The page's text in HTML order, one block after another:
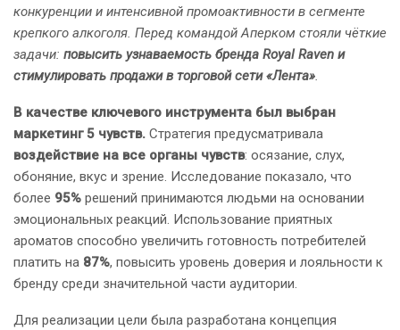
конкуренции и интенсивной промоактивности в сегменте
крепкого алкоголя. Перед командой Аперком стояли чёткие
задачи: повысить узнаваемость бренда Royal Raven и
стимулировать продажи в торговой сети «Лента».
В качестве ключевого инструмента был выбран
маркетинг 5 чувств. Стратегия предусматривала
воздействие на все органы чувств: осязание, слух,
обоняние, вкус и зрение. Исследование показало, что
более 95% решений принимаются людьми на основании
эмоциональных реакций. Использование приятных
ароматов способно увеличить готовность потребителей
платить на 87%, повысить уровень доверия и лояльности к
бренду среди значительной части аудитории.
Для реализации цели была разработана концепция